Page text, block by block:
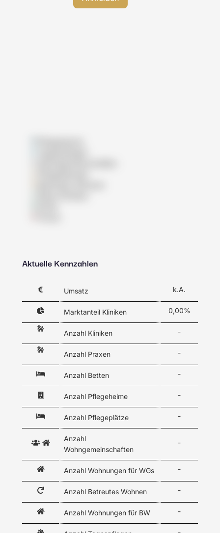
Aktuelle Kennzahlen
Umsatz k.A.
Marktanteil Kliniken 0,00%
Anzahl Kliniken -
Anzahl Praxen -
Anzahl Betten -
Anzahl Pflegeheime -
Anzahl Pflegeplätze -
Anzahl
Wohngemeinschaften
-
Anzahl Wohnungen für WGs -
Anzahl Betreutes Wohnen -
Anzahl Wohnungen für BW -